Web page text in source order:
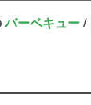
バーベキュー/